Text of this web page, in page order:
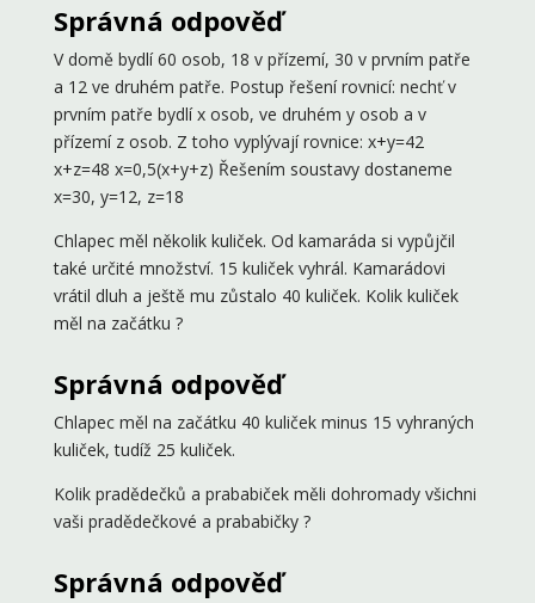
Správná odpověď
V domě bydlí 60 osob, 18 v přízemí, 30 v prvním patře
a 12 ve druhém patře. Postup řešení rovnicí: nechť v
prvním patře bydlí x osob, ve druhém y osob a v
přízemí z osob. Z toho vyplývají rovnice: x+y=42
x+z=48 x=0,5(x+y+z) Řešením soustavy dostaneme
x=30, y=12, z=18
Chlapec měl několik kuliček. Od kamaráda si vypůjčil
také určité množství. 15 kuliček vyhrál. Kamarádovi
vrátil dluh a ještě mu zůstalo 40 kuliček. Kolik kuliček
měl na začátku ?
Správná odpověď
Chlapec měl na začátku 40 kuliček minus 15 vyhraných
kuliček, tudíž 25 kuliček.
Kolik pradědečků a prababiček měli dohromady všichni
vaši pradědečkové a prababičky ?
Správná odpověď